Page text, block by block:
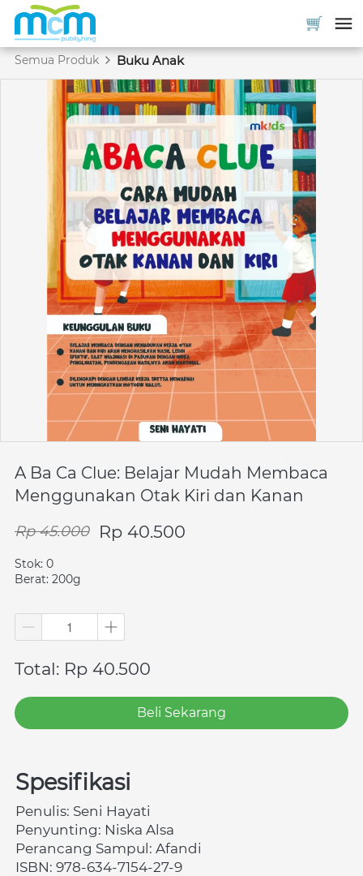
Semua Produk Buku Anak
A Ba Ca Clue: Belajar Mudah Membaca
Menggunakan Otak Kiri dan Kanan
Rp 45.000 Rp 40.500
Stok: 0
Berat: 200g
Total: Rp 40.500
`
Beli Sekarang
Spesifikasi
Penulis: Seni Hayati
Penyunting: Niska Alsa
Perancang Sampul: Afandi
ISBN: 978-634-7154-27-9